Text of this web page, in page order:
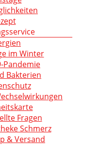
im Winter
Pandemie
Bakterien
Fragen
Schmerz
& Versand